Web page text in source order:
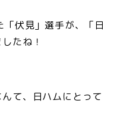
伏見」選手が、「日
たね！
て、日ハムにとって